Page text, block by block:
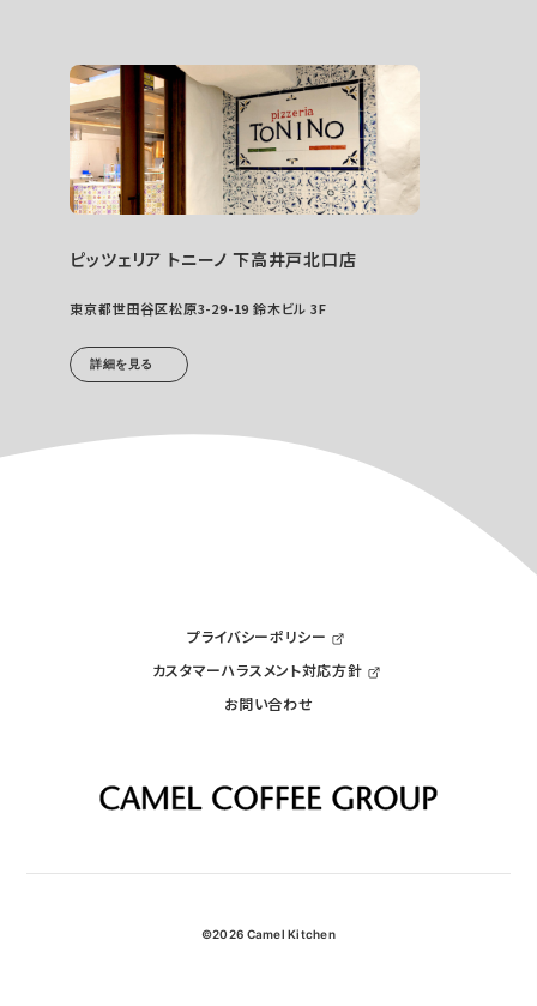
ピッツェリア トニーノ 下高井戸北口店
東京都世田谷区松原3-29-19 鈴木ビル 3F
詳細を見る
プライバシーポリシー
カスタマーハラスメント対応方針
お問い合わせ
©2026 Camel Kitchen